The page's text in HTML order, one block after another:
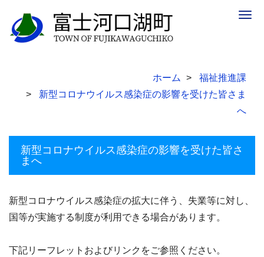
ホーム
福祉推進課
新型コロナウイルス感染症の影響を受けた皆さま
へ
新型コロナウイルス感染症の影響を受けた皆さ
まへ
新型コロナウイルス感染症の拡大に伴う、失業等に対し、
国等が実施する制度が利用できる場合があります。
下記リーフレットおよびリンクをご参照ください。